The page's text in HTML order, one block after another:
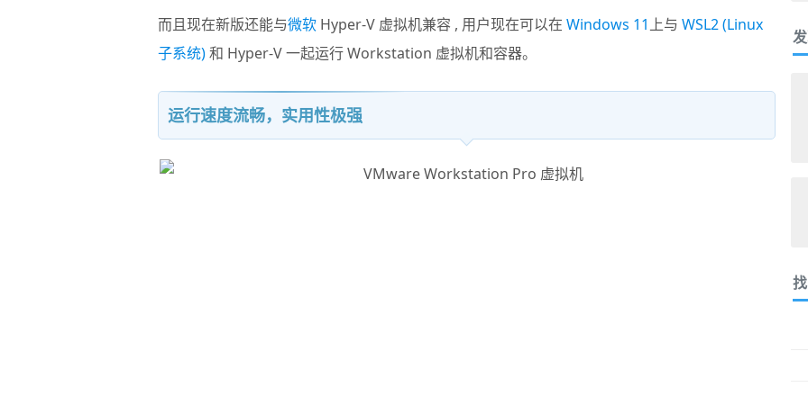
而且现在新版还能与微软Hyper-V 虚拟机兼容 , 用户现在可以在 Windows 11上与 WSL2 (Linux
子系统)和 Hyper-V 一起运行 Workstation 虚拟机和容器。
运行速度流畅，实用性极强